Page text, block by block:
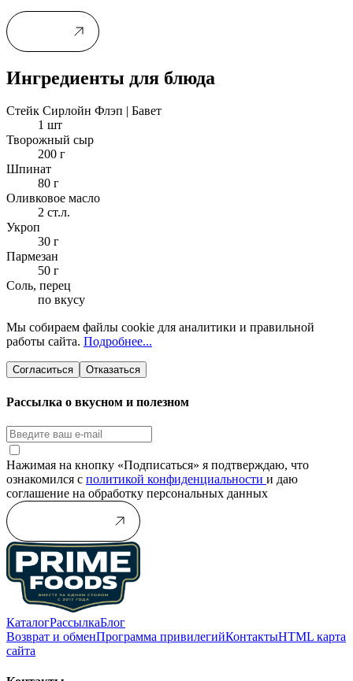
Ингредиенты для блюда
Стейк Сирлойн Флэп | Бавет
1 шт
Творожный сыр
200 г
Шпинат
80 г
Оливковое масло
2 ст.л.
Укроп
30 г
Пармезан
50 г
Соль, перец
по вкусу
Мы собираем файлы cookie для аналитики и правильной
работы сайта. Подробнее...
Согласиться Отказаться
Рассылка о вкусном и полезном
Нажимая на кнопку «Подписаться» я подтверждаю, что
ознакомился с политикой конфиденциальности и даю
соглашение на обработку персональных данных
КаталогРассылкаБлог
Возврат и обменПрограмма привилегийКонтактыHTML карта
сайта